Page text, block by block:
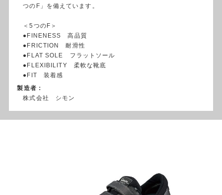
つのF」を備えています。
＜5つのF＞
●FINENESS 高品質
●FRICTION 耐滑性
●FLAT SOLE フラットソール
●FLEXIBILITY 柔軟な靴底
●FIT 装着感
製造者：
株式会社 シモン